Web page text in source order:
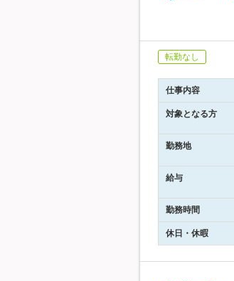
転勤なし
仕事内容
対象となる方
勤務地
給与
勤務時間
休日・休暇